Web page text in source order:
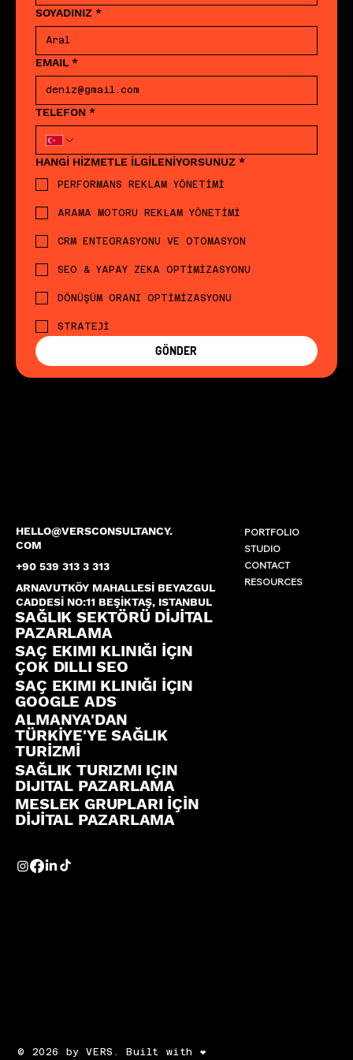
HELLO@VERSCONSULTANCY.
COM
+90 539 313 3 313
ARNAVUTKÖY MAHALLESİ BEYAZGUL
CADDESİ NO:11 BEŞİKTAŞ, ISTANBUL
SAĞLIK SEKTÖRÜ DİJİTAL
PAZARLAMA
SAÇ EKIMI KLINIĞI İÇIN
ÇOK DILLI SEO
SAÇ EKIMI KLINIĞI İÇIN
GOOGLE ADS
ALMANYA'DAN
TÜRKİYE'YE SAĞLIK
TURİZMİ
SAĞLIK TURIZMI IÇIN
DIJITAL PAZARLAMA
MESLEK GRUPLARI İÇİN
DİJİTAL PAZARLAMA
PORTFOLIO
STUDIO
CONTACT
RESOURCES
SOYADINIZ *
EMAIL *
TELEFON *
HANGİ HİZMETLE İLGİLENİYORSUNUZ *
PERFORMANS REKLAM YÖNETİMİ
ARAMA MOTORU REKLAM YÖNETİMİ
CRM ENTEGRASYONU VE OTOMASYON
SEO & YAPAY ZEKA OPTİMİZASYONU
DÖNÜŞÜM ORANI OPTİMİZASYONU
STRATEJİ
GÖNDER
© 2026 by VERS. Built with ❤️